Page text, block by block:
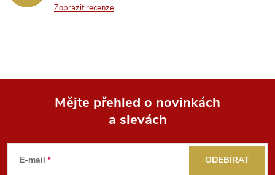
Zobrazit recenze
Mějte přehled o novinkách
a slevách
E-mail ODEBÍRAT